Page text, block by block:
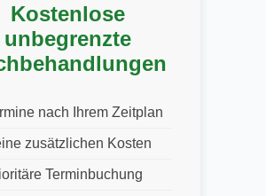
Kostenlose
unbegrenzte
nach Ihrem Zeitplan
zusätzlichen Kosten
Terminbuchung